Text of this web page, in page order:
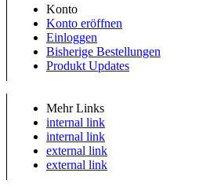
Konto
Konto eröffnen
Einloggen
Bisherige Bestellungen
Produkt Updates
Mehr Links
internal link
internal link
external link
external link